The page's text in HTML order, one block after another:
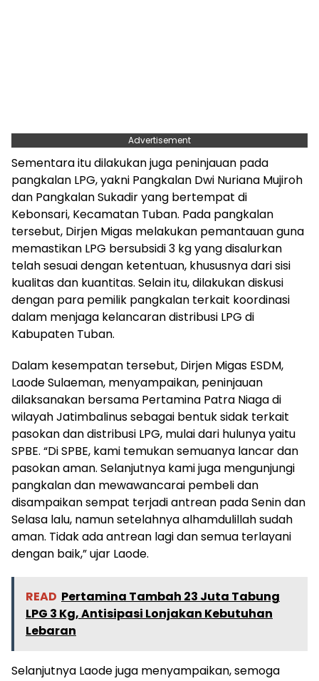
Advertisement
Sementara itu dilakukan juga peninjauan pada
pangkalan LPG, yakni Pangkalan Dwi Nuriana Mujiroh
dan Pangkalan Sukadir yang bertempat di
Kebonsari, Kecamatan Tuban. Pada pangkalan
tersebut, Dirjen Migas melakukan pemantauan guna
memastikan LPG bersubsidi 3 kg yang disalurkan
telah sesuai dengan ketentuan, khususnya dari sisi
kualitas dan kuantitas. Selain itu, dilakukan diskusi
dengan para pemilik pangkalan terkait koordinasi
dalam menjaga kelancaran distribusi LPG di
Kabupaten Tuban.
Dalam kesempatan tersebut, Dirjen Migas ESDM,
Laode Sulaeman, menyampaikan, peninjauan
dilaksanakan bersama Pertamina Patra Niaga di
wilayah Jatimbalinus sebagai bentuk sidak terkait
pasokan dan distribusi LPG, mulai dari hulunya yaitu
SPBE. “Di SPBE, kami temukan semuanya lancar dan
pasokan aman. Selanjutnya kami juga mengunjungi
pangkalan dan mewawancarai pembeli dan
disampaikan sempat terjadi antrean pada Senin dan
Selasa lalu, namun setelahnya alhamdulillah sudah
aman. Tidak ada antrean lagi dan semua terlayani
dengan baik,” ujar Laode.
READ Pertamina Tambah 23 Juta Tabung
LPG 3 Kg, Antisipasi Lonjakan Kebutuhan
Lebaran
Selanjutnya Laode juga menyampaikan, semoga